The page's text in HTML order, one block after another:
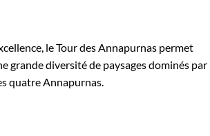
Semi-itinérant
le Tour des Annapurnas permet
grande diversité de paysages dominés par
quatre Annapurnas.